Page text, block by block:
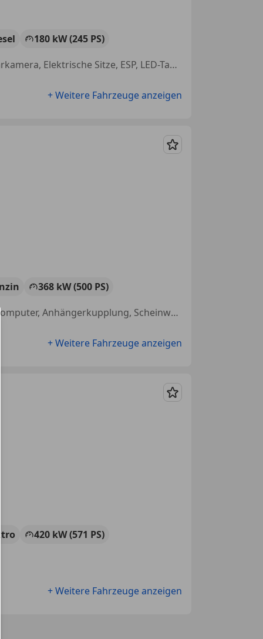
180 kW (245 PS)
Panoramadach, Zentralverriegelung, Bluetooth, Einparkhilfe Rückfahrkamera, Elektrische Sitze, ESP, LED-Tagfahrlicht, Start/Stop-Automatik
+ Weitere Fahrzeuge anzeigen
Merken
368 kW (500 PS)
Scheckheftgepflegt, Tagfahrlicht, Isofix, Bluetooth, Tempomat, Bordcomputer, Anhängerkupplung, Scheinwerferreinigung
+ Weitere Fahrzeuge anzeigen
Merken
420 kW (571 PS)
+ Weitere Fahrzeuge anzeigen